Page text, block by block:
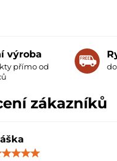
výroba
přímo od
zákazníků